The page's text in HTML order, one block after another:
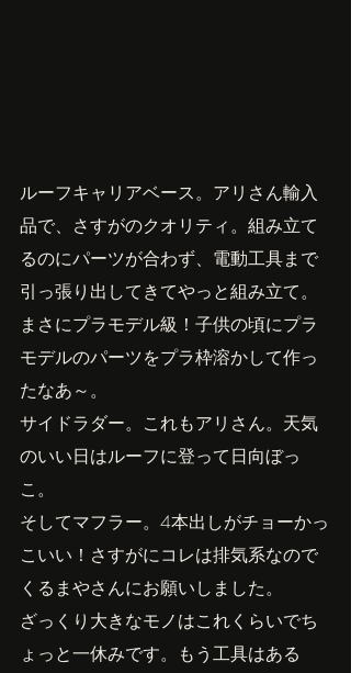
ルーフキャリアベース。アリさん輸入
品で、さすがのクオリティ。組み立て
るのにパーツが合わず、電動工具まで
引っ張り出してきてやっと組み立て。
まさにプラモデル級！子供の頃にプラ
モデルのパーツをプラ枠溶かして作っ
たなあ～。
サイドラダー。これもアリさん。天気
のいい日はルーフに登って日向ぼっ
こ。
そしてマフラー。4本出しがチョーかっ
こいい！さすがにコレは排気系なので
くるまやさんにお願いしました。
ざっくり大きなモノはこれくらいでち
ょっと一休みです。もう工具はある